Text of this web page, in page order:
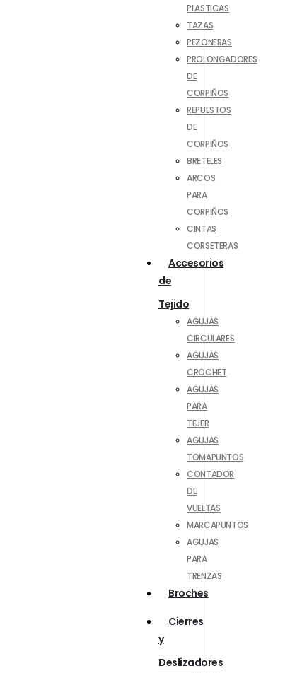
PLASTICAS
TAZAS
PEZONERAS
PROLONGADORES
DE
CORPIÑOS
REPUESTOS
DE
CORPIÑOS
BRETELES
ARCOS
PARA
CORPIÑOS
CINTAS
CORSETERAS
Accesorios
de
Tejido
AGUJAS
CIRCULARES
AGUJAS
CROCHET
AGUJAS
PARA
TEJER
AGUJAS
TOMAPUNTOS
CONTADOR
DE
VUELTAS
MARCAPUNTOS
AGUJAS
PARA
TRENZAS
Broches
Cierres
y
Deslizadores